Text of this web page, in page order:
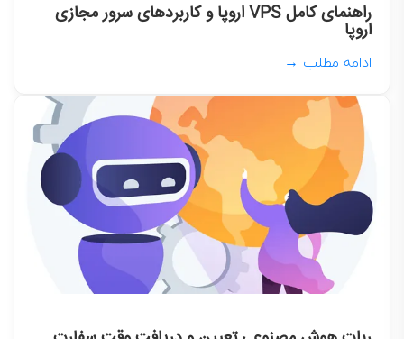
راهنمای کامل VPS اروپا و کاربردهای سرور مجازی
اروپا
ادامه مطلب →